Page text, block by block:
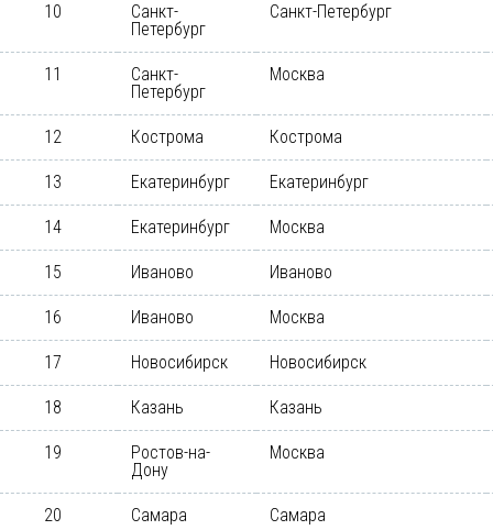
10
Санкт-
Петербург
Санкт-Петербург
11
Санкт-
Петербург
Москва
12 Кострома Кострома
13 Екатеринбург Екатеринбург
14 Екатеринбург Москва
15 Иваново Иваново
16 Иваново Москва
17 Новосибирск Новосибирск
18 Казань Казань
19
Ростов-на-
Дону
Москва
20 Самара Самара